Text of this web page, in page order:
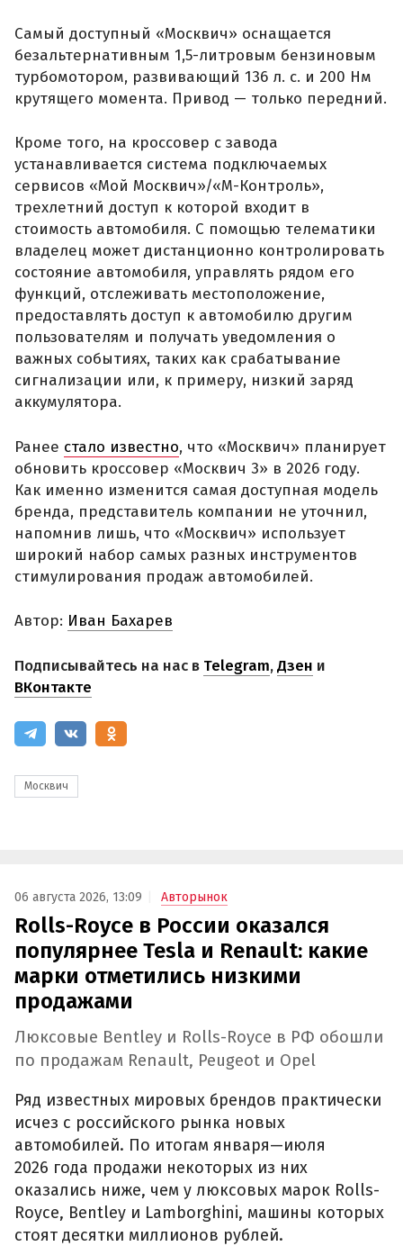
Самый доступный «Москвич» оснащается
безальтернативным 1,5-литровым бензиновым
турбомотором, развивающий 136 л. с. и 200 Нм
крутящего момента. Привод — только передний.
Кроме того, на кроссовер с завода
устанавливается система подключаемых
сервисов «Мой Москвич»/«М-Контроль»,
трехлетний доступ к которой входит в
стоимость автомобиля. С помощью телематики
владелец может дистанционно контролировать
состояние автомобиля, управлять рядом его
функций, отслеживать местоположение,
предоставлять доступ к автомобилю другим
пользователям и получать уведомления о
важных событиях, таких как срабатывание
сигнализации или, к примеру, низкий заряд
аккумулятора.
Ранее стало известно, что «Москвич» планирует
обновить кроссовер «Москвич 3» в 2026 году.
Как именно изменится самая доступная модель
бренда, представитель компании не уточнил,
напомнив лишь, что «Москвич» использует
широкий набор самых разных инструментов
стимулирования продаж автомобилей.
Автор: Иван Бахарев
Подписывайтесь на нас в Telegram,Дзен и
ВКонтакте
Москвич
06 августа 2026, 13:09 Авторынок
Rolls-Royce в России оказался
популярнее Tesla и Renault: какие
марки отметились низкими
продажами
Люксовые Bentley и Rolls-Royce в РФ обошли
по продажам Renault, Peugeot и Opel
Ряд известных мировых брендов практически
исчез с российского рынка новых
автомобилей. По итогам января—июля
2026 года продажи некоторых из них
оказались ниже, чем у люксовых марок Rolls-
Royce, Bentley и Lamborghini, машины которых
стоят десятки миллионов рублей.